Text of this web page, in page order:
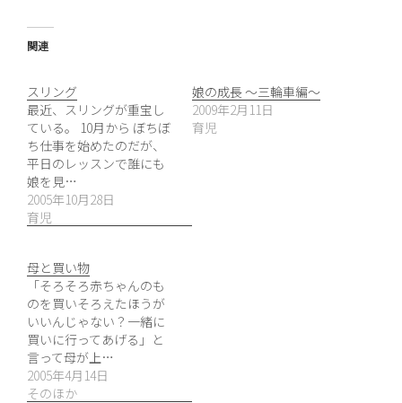
関連
スリング
最近、スリングが重宝し
ている。 10月から ぼちぼ
ち仕事を始めたのだが、
平日のレッスンで誰にも
娘を見…
2005年10月28日
育児
娘の成長 〜三輪車編〜
2009年2月11日
育児
母と買い物
「そろそろ赤ちゃんのも
のを買いそろえたほうが
いいんじゃない？一緒に
買いに行ってあげる」と
言って母が上…
2005年4月14日
そのほか